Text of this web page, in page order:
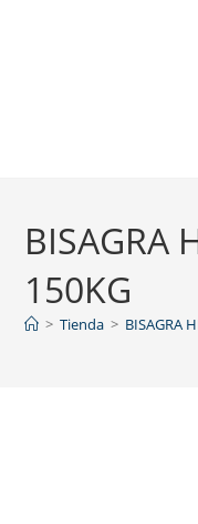
BISAGRA
150KG
> Tienda > BISAGRA